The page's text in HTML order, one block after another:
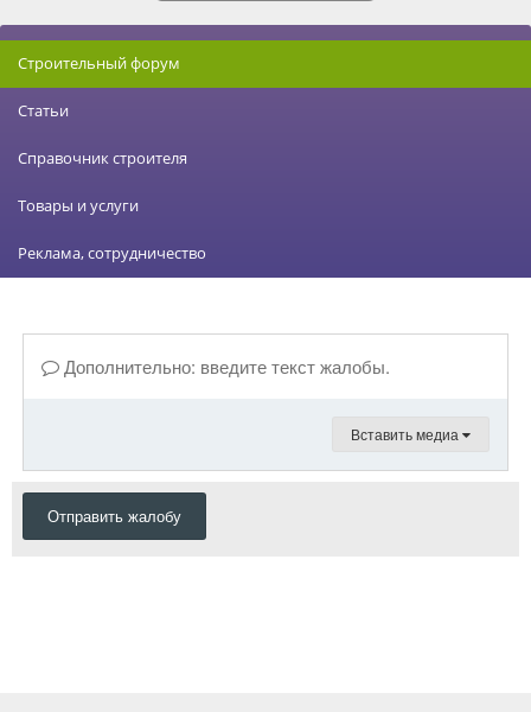
Строительный форум
Статьи
Справочник строителя
Товары и услуги
Реклама, сотрудничество
Дополнительно: введите текст жалобы.
Вставить медиа
Отправить жалобу